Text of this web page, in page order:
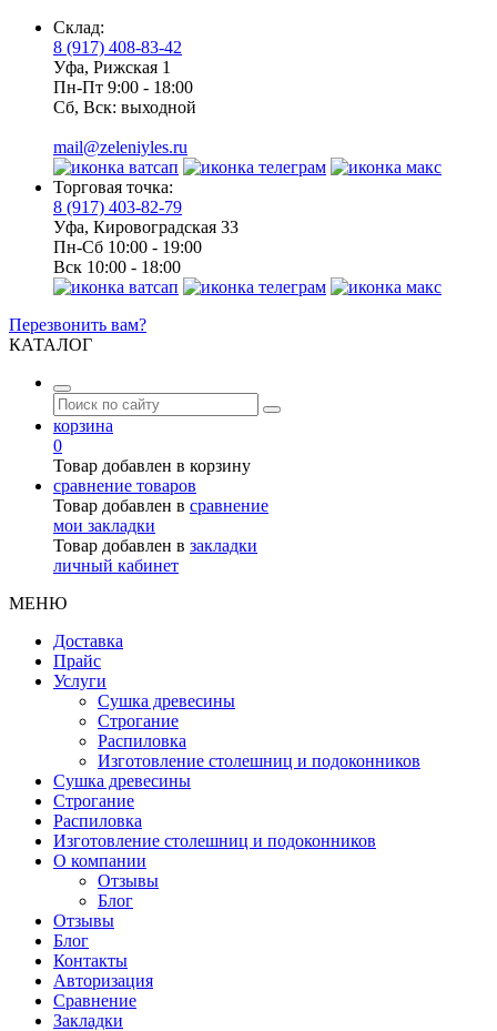
Склад:
8 (917) 408-83-42
Уфа, Рижская 1
Пн-Пт 9:00 - 18:00
Сб, Вск: выходной
mail@zeleniyles.ru
Торговая точка:
8 (917) 403-82-79
Уфа, Кировоградская 33
Пн-Сб 10:00 - 19:00
Вск 10:00 - 18:00
Перезвонить вам?
КАТАЛОГ
корзина
0
Товар добавлен в корзину
сравнение товаров
Товар добавлен в сравнение
мои закладки
Товар добавлен в закладки
личный кабинет
МЕНЮ
Доставка
Прайс
Услуги
Сушка древесины
Строгание
Распиловка
Изготовление столешниц и подоконников
Сушка древесины
Строгание
Распиловка
Изготовление столешниц и подоконников
О компании
Отзывы
Блог
Отзывы
Блог
Контакты
Авторизация
Сравнение
Закладки